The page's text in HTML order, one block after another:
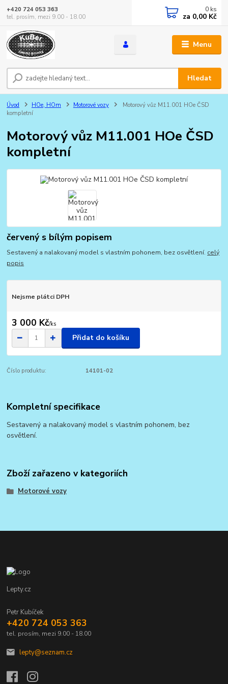
Menu
Hledat
+420 724 053 363
tel. prosím, mezi 9.00 - 18.00
0 ks
za 0,00 Kč
Úvod HOe, HOm Motorové vozy
Motorový vůz M11.001 HOe ČSD
kompletní
Motorový vůz M11.001 HOe ČSD
kompletní
červený s bílým popisem
Sestavený a nalakovaný model s vlastním pohonem, bez osvětlení. celý
popis
Nejsme plátci DPH
3 000 Kč/ks
Přidat do košíku
Číslo produktu: 14101-02
Kompletní specifikace
Sestavený a nalakovaný model s vlastním pohonem, bez
osvětlení.
Zboží zařazeno v kategoriích
Motorové vozy
Lepty.cz
Petr Kubíček
+420 724 053 363
tel. prosím, mezi 9.00 - 18.00
lepty@seznam.cz